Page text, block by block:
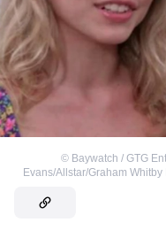
© Baywatch / GTG
Evans/Allstar/Graham